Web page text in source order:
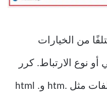
من الخيارات
أو نوع الارتباط. كرر
الأمر نفسه لجميع أنواع الملفات مثل .htm و. html